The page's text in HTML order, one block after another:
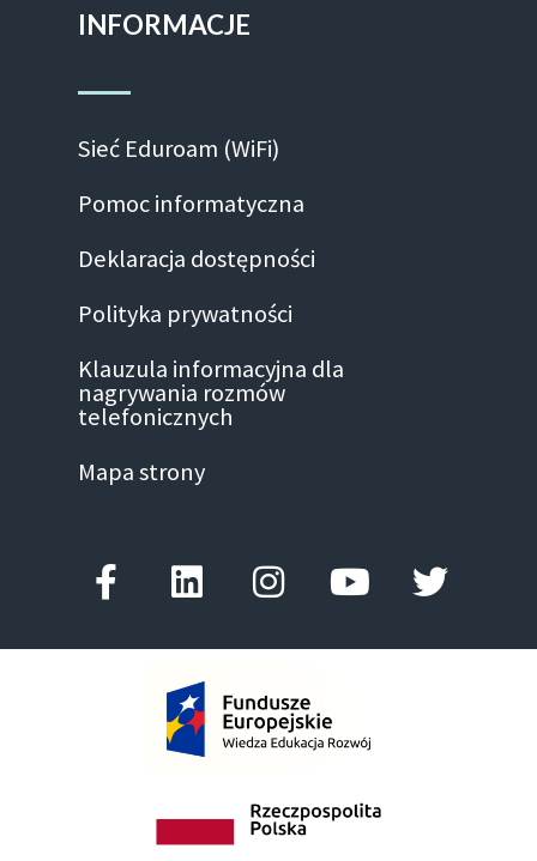
INFORMACJE
Sieć Eduroam (WiFi)
Pomoc informatyczna
Deklaracja dostępności
Polityka prywatności
Klauzula informacyjna dla
nagrywania rozmów
telefonicznych
Mapa strony
f